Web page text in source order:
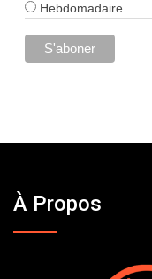
Hebdomadaire
À Propos